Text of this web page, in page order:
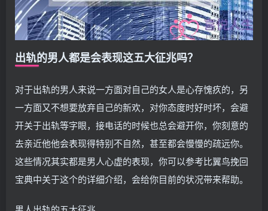
出轨的男人都是会表现这五大征兆吗？
对于出轨的男人来说一方面对自己的女人是心存愧疚的，另
一方面又不想要放弃自己的新欢，对你态度时好时坏，会避
开关于出轨等字眼，接电话的时候也总会避开你，你刻意的
去亲近他他会表现得特别不自然，甚至都会慢慢的疏远你。
这些情况其实都是男人心虚的表现，你可以参考比翼鸟挽回
宝典中关于这个的详细介绍，会给你目前的状况带来帮助。